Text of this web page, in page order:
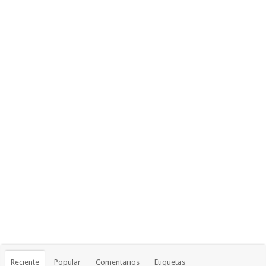
Reciente Popular Comentarios Etiquetas